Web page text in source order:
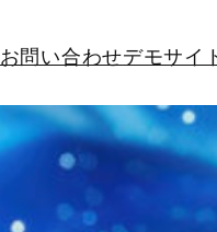
お問い合わせデモサイ